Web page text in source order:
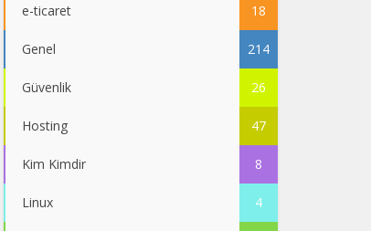
e-ticaret 18
Genel 214
Güvenlik 26
Hosting 47
Kim Kimdir 8
Linux 4